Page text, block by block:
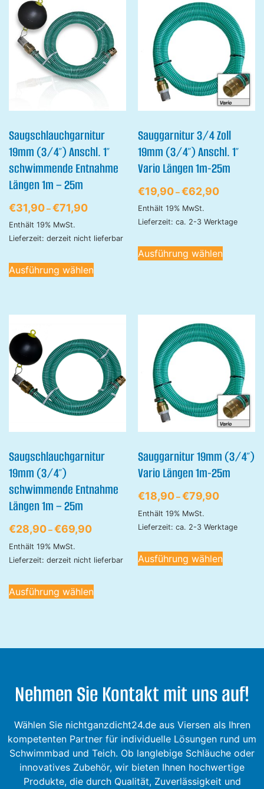
Saugschlauchgarnitur
19mm (3/4″) Anschl. 1″
schwimmende Entnahme
Längen 1m – 25m
€31,90–€71,90
Enthält 19% MwSt.
Lieferzeit: derzeit nicht lieferbar
Ausführung wählen
Sauggarnitur 3/4 Zoll
19mm (3/4″) Anschl. 1″
Vario Längen 1m-25m
€19,90–€62,90
Enthält 19% MwSt.
Lieferzeit: ca. 2-3 Werktage
Ausführung wählen
Saugschlauchgarnitur
19mm (3/4″)
schwimmende Entnahme
Längen 1m – 25m
€28,90–€69,90
Enthält 19% MwSt.
Lieferzeit: derzeit nicht lieferbar
Ausführung wählen
Sauggarnitur 19mm (3/4″)
Vario Längen 1m-25m
€18,90–€79,90
Enthält 19% MwSt.
Lieferzeit: ca. 2-3 Werktage
Ausführung wählen
Nehmen Sie Kontakt mit uns auf!
Wählen Sie nichtganzdicht24.de aus Viersen als Ihren
kompetenten Partner für individuelle Lösungen rund um
Schwimmbad und Teich. Ob langlebige Schläuche oder
innovatives Zubehör, wir bieten Ihnen hochwertige
Produkte, die durch Qualität, Zuverlässigkeit und